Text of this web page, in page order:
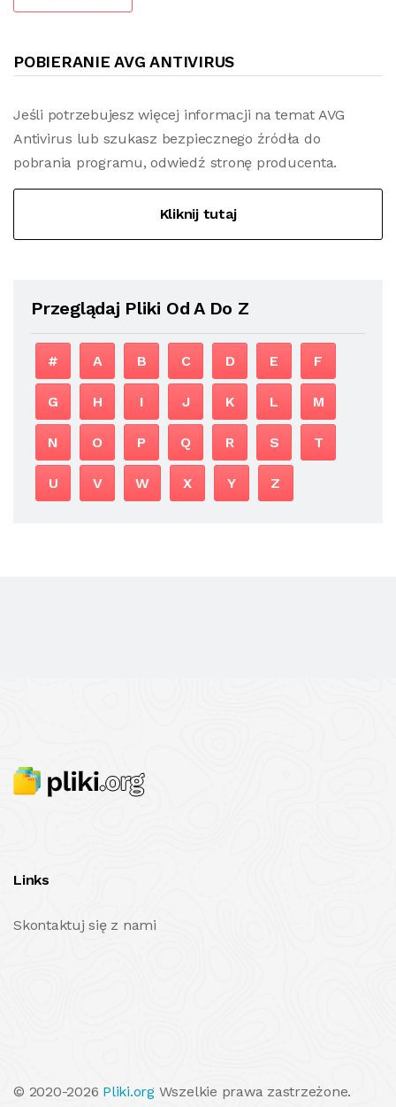
POBIERANIE AVG ANTIVIRUS
Jeśli potrzebujesz więcej informacji na temat AVG
Antivirus lub szukasz bezpiecznego źródła do
pobrania programu, odwiedź stronę producenta.
Kliknij tutaj
Przeglądaj Pliki Od A Do Z
# A B C D E F
G H I J K L M
N O P Q R S T
U V W X Y Z
Links
Skontaktuj się z nami
© 2020-2026 Pliki.orgWszelkie prawa zastrzeżone.